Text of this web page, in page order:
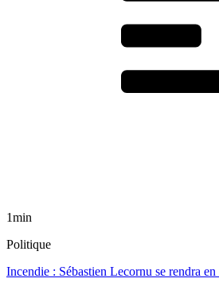
1min
Politique
Incendie : Sébastien Lecornu se rendra